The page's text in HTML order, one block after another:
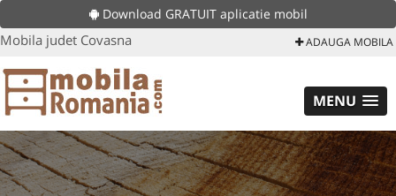
Download GRATUIT aplicatie mobil
Mobila judet Covasna ADAUGA MOBILA
MENU